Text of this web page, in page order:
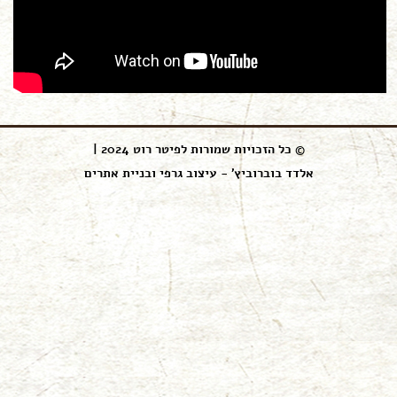
© כל הזכויות שמורות לפיטר רוט 2024 |
אלדד בוברוביץ' - עיצוב גרפי ובניית אתרים